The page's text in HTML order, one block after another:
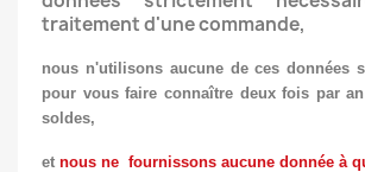
traitement d'une commande,
nous n'utilisons aucune de ces données
pour vous faire connaître deux fois par
soldes,
et nous ne fournissons aucune donnée à